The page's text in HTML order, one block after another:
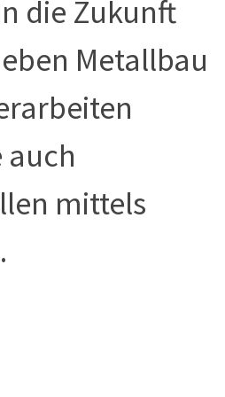
die Zukunft
Metallbau
mittels